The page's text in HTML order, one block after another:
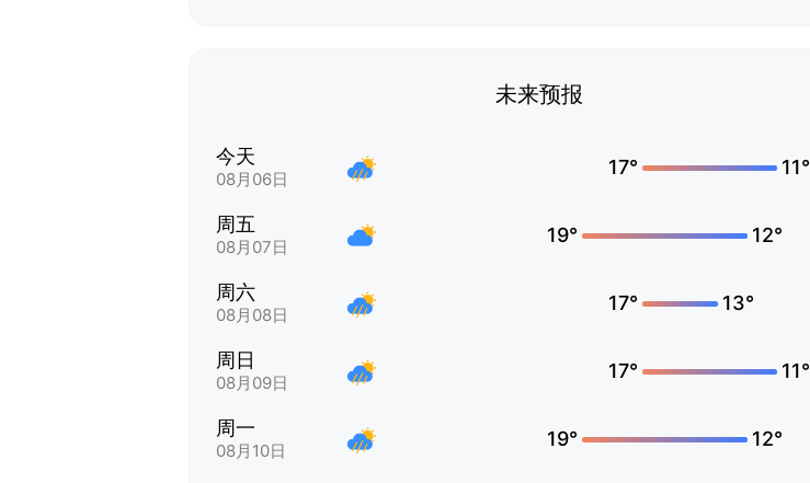
未来预报
今天
08月06日
17° 11°
周五
08月07日
19° 12°
周六
08月08日
17° 13°
周日
08月09日
17° 11°
周一
08月10日
19° 12°